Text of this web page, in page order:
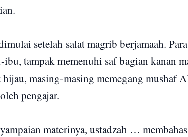
setelah salat magrib berjamaah.
tampak memenuhi saf bagian kanan
hijau, masing-masing memegang mushaf
pengajar.
materinya, ustadzah …